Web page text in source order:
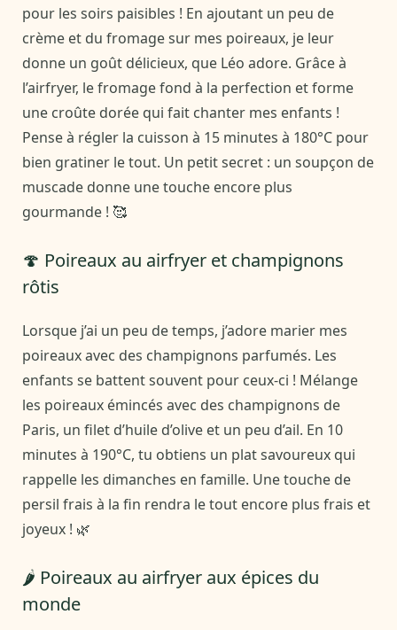
pour les soirs paisibles ! En ajoutant un peu de
crème et du fromage sur mes poireaux, je leur
donne un goût délicieux, que Léo adore. Grâce à
l’airfryer, le fromage fond à la perfection et forme
une croûte dorée qui fait chanter mes enfants !
Pense à régler la cuisson à 15 minutes à 180°C pour
bien gratiner le tout. Un petit secret : un soupçon de
muscade donne une touche encore plus
gourmande ! 🥰
🍄 Poireaux au airfryer et champignons
rôtis
Lorsque j’ai un peu de temps, j’adore marier mes
poireaux avec des champignons parfumés. Les
enfants se battent souvent pour ceux-ci ! Mélange
les poireaux émincés avec des champignons de
Paris, un filet d’huile d’olive et un peu d’ail. En 10
minutes à 190°C, tu obtiens un plat savoureux qui
rappelle les dimanches en famille. Une touche de
persil frais à la fin rendra le tout encore plus frais et
joyeux ! 🌿
🌶️ Poireaux au airfryer aux épices du
monde